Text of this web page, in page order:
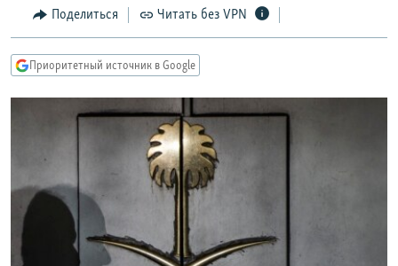
Вернутся
главной
навигации
Вернутся
МНЕНИЯ
IDEL.РЕАЛИИ
КАВКАЗ.РЕАЛИИ
СИБИРЬ.РЕАЛИИ
РАСПИСАНИЕ ВЕЩАНИЯ
ПОДПИШИТЕСЬ НА РАССЫЛКУ
Поделиться Читать без VPN
Приоритетный источник в Google